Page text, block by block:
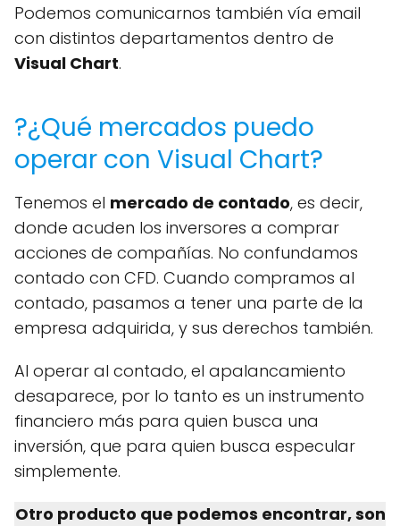
Podemos comunicarnos también vía email
con distintos departamentos dentro de
Visual Chart.
?¿Qué mercados puedo
operar con Visual Chart?
Tenemos el mercado de contado, es decir,
donde acuden los inversores a comprar
acciones de compañías. No confundamos
contado con CFD. Cuando compramos al
contado, pasamos a tener una parte de la
empresa adquirida, y sus derechos también.
Al operar al contado, el apalancamiento
desaparece, por lo tanto es un instrumento
financiero más para quien busca una
inversión, que para quien busca especular
simplemente.
Otro producto que podemos encontrar, son